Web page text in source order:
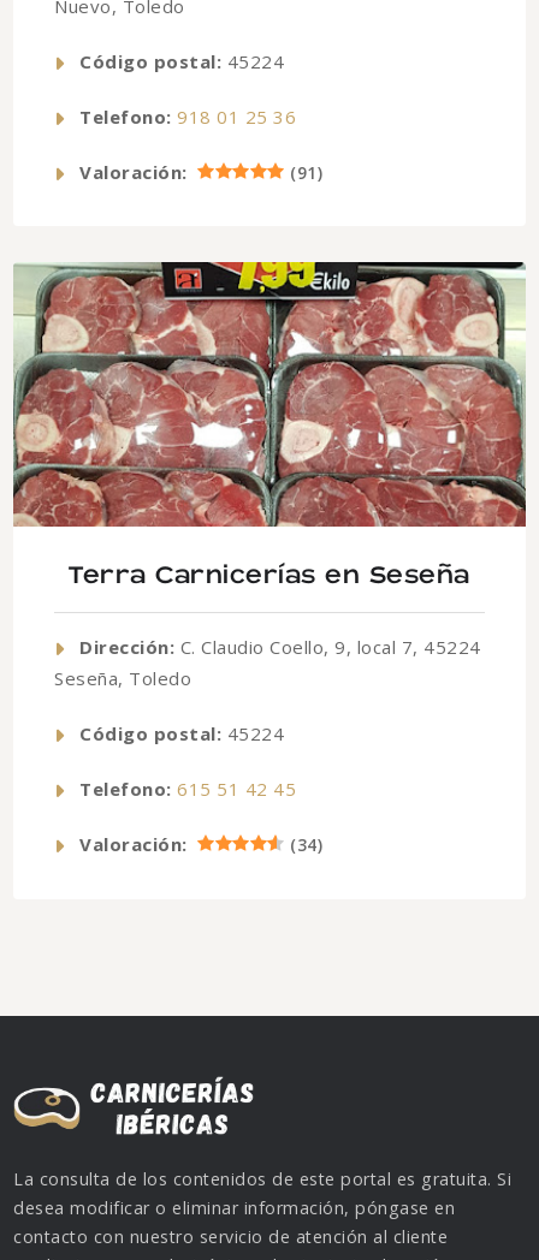
Nuevo, Toledo
Código postal: 45224
Telefono: 918 01 25 36
Valoración: (91)
Terra Carnicerías en Seseña
Dirección: C. Claudio Coello, 9, local 7, 45224
Seseña, Toledo
Código postal: 45224
Telefono: 615 51 42 45
Valoración: (34)
La consulta de los contenidos de este portal es gratuita. Si
desea modificar o eliminar información, póngase en
contacto con nuestro servicio de atención al cliente